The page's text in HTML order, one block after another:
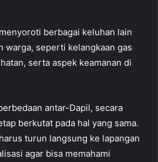
berbagai keluhan lain
warga, seperti kelangkaan gas
serta aspek keamanan di
antar-Dapil, secara
berkutat pada hal yang sama.
turun langsung ke lapangan
agar bisa memahami